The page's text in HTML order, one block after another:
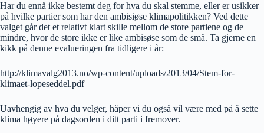
Har du ennå ikke bestemt deg for hva du skal stemme, eller er usikker
på hvilke partier som har den ambisiøse klimapolitikken? Ved dette
valget går det et relativt klart skille mellom de store partiene og de
mindre, hvor de store ikke er like ambisøse som de små. Ta gjerne en
kikk på denne evalueringen fra tidligere i år:
http://klimavalg2013.no/wp-content/uploads/2013/04/Stem-for-
klimaet-lopeseddel.pdf
Uavhengig av hva du velger, håper vi du også vil være med på å sette
klima høyere på dagsorden i ditt parti i fremover.